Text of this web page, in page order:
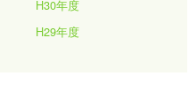
H30年度
H29年度